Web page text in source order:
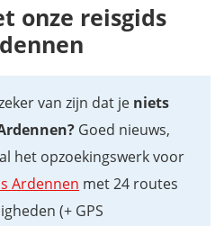
onze reisgids
van zijn dat je niets
Goed nieuws,
het opzoekingswerk voor
Ardennen met 24 routes
(+ GPS